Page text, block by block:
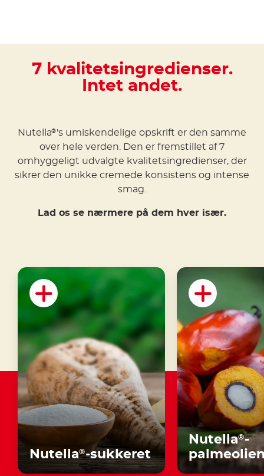
7 kvalitetsingredienser.
Intet andet.
Nutella® 's umiskendelige opskrift er den samme
over hele verden. Den er fremstillet af 7
omhyggeligt udvalgte kvalitetsingredienser, der
sikrer den unikke cremede konsistens og intense
smag.
Lad os se nærmere på dem hver især.
Nutella®-sukkeret
Nutella®-